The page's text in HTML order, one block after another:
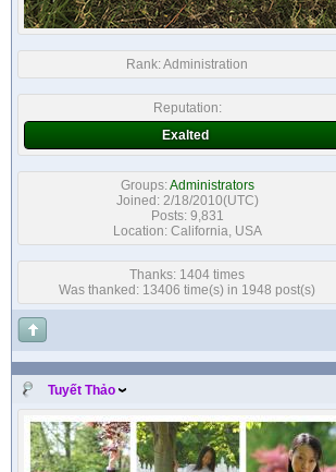
Rank:Administration
Reputation:
Exalted
Groups:Administrators
Joined: 2/18/2010(UTC)
Posts: 9,831
Location: California, USA
Thanks: 1404 times
Was thanked: 13406 time(s) in 1948 post(s)
Tuyết Thảo